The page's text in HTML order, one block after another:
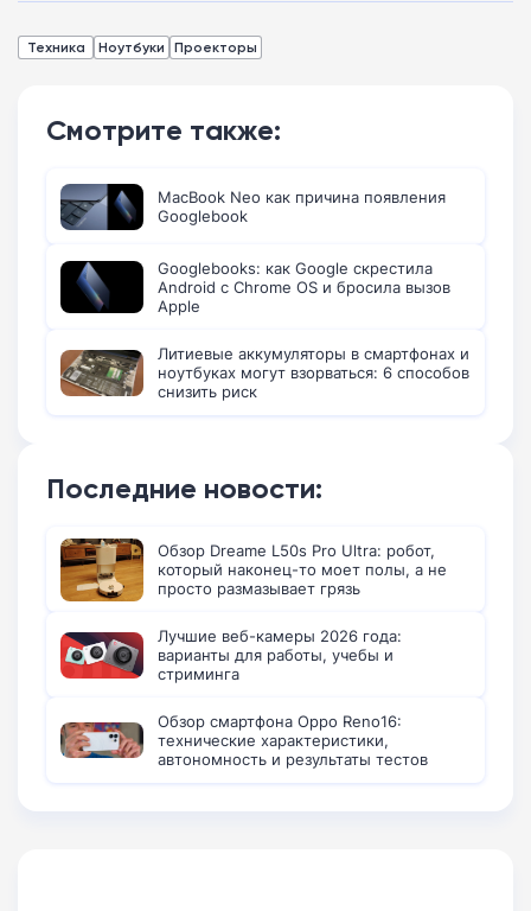
Техника Ноутбуки Проекторы
Смотрите также:
MacBook Neo как причина появления
Googlebook
Googlebooks: как Google скрестила
Android с Chrome OS и бросила вызов
Apple
Литиевые аккумуляторы в смартфонах и
ноутбуках могут взорваться: 6 способов
снизить риск
Последние новости:
Обзор Dreame L50s Pro Ultra: робот,
который наконец-то моет полы, а не
просто размазывает грязь
Лучшие веб-камеры 2026 года:
варианты для работы, учебы и
стриминга
Обзор смартфона Oppo Reno16:
технические характеристики,
автономность и результаты тестов